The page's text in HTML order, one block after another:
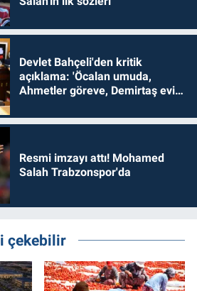
Devlet Bahçeli'den kritik
açıklama: 'Öcalan umuda,
Ahmetler göreve, Demirtaş evine
Resmi imzayı attı! Mohamed
Salah Trabzonspor'da
çekebilir